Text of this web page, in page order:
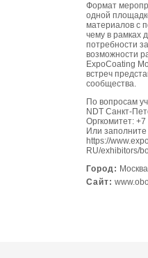
Формат
одной
материалов с
чему в рамках
потребности
возможности
ExpoCoating
встреч
сообщества.
По вопросам
NDT Санкт-
Оргкомитет:
Или заполните
https://
RU/exhibitors/
Город: Москва
Сайт: